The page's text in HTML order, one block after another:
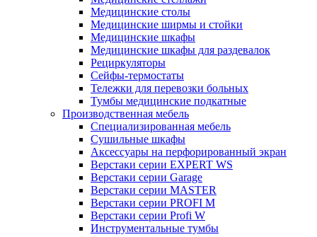
Медицинские столы
Медицинские ширмы и стойки
Медицинские шкафы
Медицинские шкафы для раздевалок
Рециркуляторы
Сейфы-термостаты
Тележки для перевозки больных
Тумбы медицинские подкатные
Производственная мебель
Cпециализированная мебель
Cушильные шкафы
Аксессуары на перфорированный экран
Верстаки серии EXPERT WS
Верстаки серии Garage
Верстаки серии MASTER
Верстаки серии PROFI M
Верстаки серии Profi W
Инструментальные тумбы